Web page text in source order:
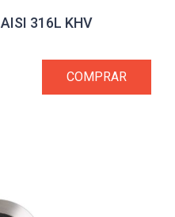
316L KHV
COMPRAR